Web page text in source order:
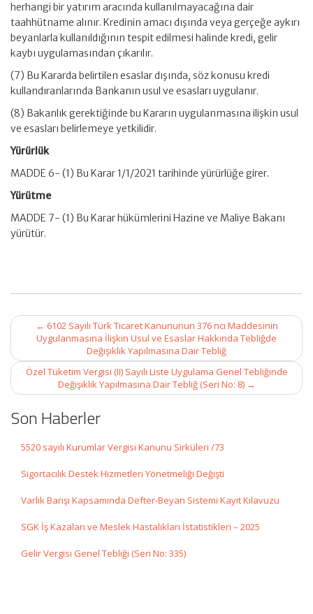
herhangi bir yatırım aracında kullanılmayacağına dair
taahhütname alınır. Kredinin amacı dışında veya gerçeğe aykırı
beyanlarla kullanıldığının tespit edilmesi halinde kredi, gelir
kaybı uygulamasından çıkarılır.
(7) Bu Kararda belirtilen esaslar dışında, söz konusu kredi
kullandıranlarında Bankanın usul ve esasları uygulanır.
(8) Bakanlık gerektiğinde bu Kararın uygulanmasına ilişkin usul
ve esasları belirlemeye yetkilidir.
Yürürlük
MADDE 6- (1) Bu Karar 1/1/2021 tarihinde yürürlüğe girer.
Yürütme
MADDE 7- (1) Bu Karar hükümlerini Hazine ve Maliye Bakanı
yürütür.
Post
navigation
← 6102 Sayılı Türk Ticaret Kanununun 376 ncı Maddesinin
Uygulanmasına İlişkin Usul ve Esaslar Hakkında Tebliğde
Değişiklik Yapılmasına Dair Tebliğ
Özel Tüketim Vergisi (II) Sayılı Liste Uygulama Genel Tebliğinde
Değişiklik Yapılmasına Dair Tebliğ (Seri No: 8) →
Son Haberler
5520 sayılı Kurumlar Vergisi Kanunu Sirküleri /73
Sigortacılık Destek Hizmetleri Yönetmeliği Değişti
Varlık Barışı Kapsamında Defter-Beyan Sistemi Kayıt Kılavuzu
SGK İş Kazaları ve Meslek Hastalıkları İstatistikleri – 2025
Gelir Vergisi Genel Tebliği (Seri No: 335)